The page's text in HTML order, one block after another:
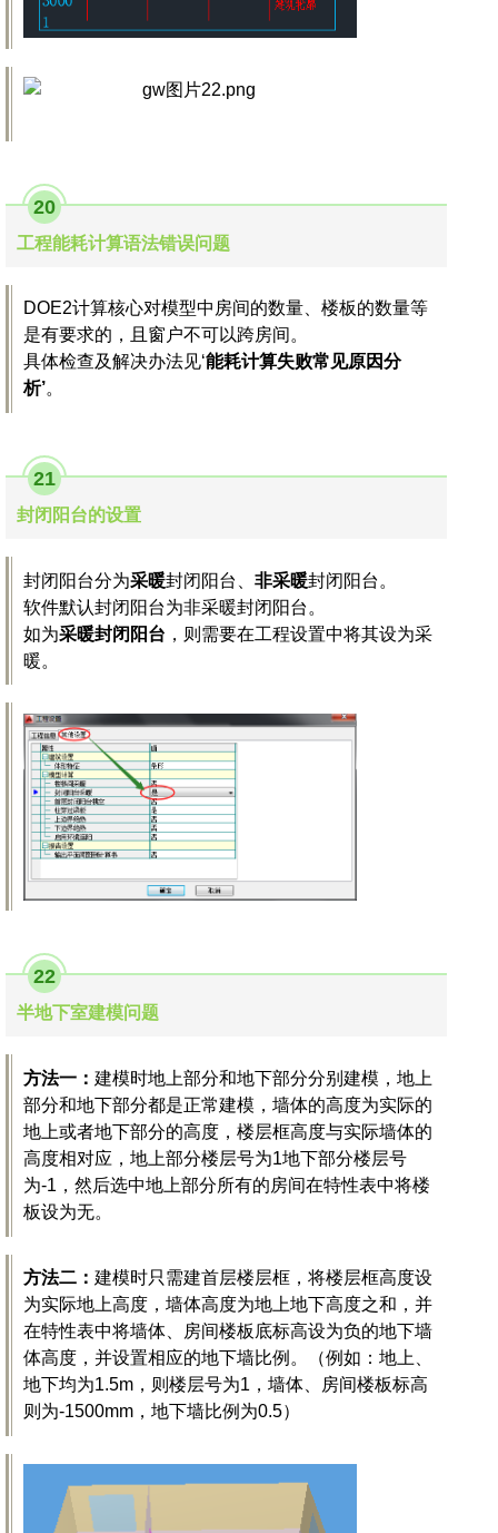
20
工程能耗计算语法错误问题
DOE2计算核心对模型中房间的数量、楼板的数量等
是有要求的，且窗户不可以跨房间。
具体检查及解决办法见‘能耗计算失败常见原因分
析’。
21
封闭阳台的设置
封闭阳台分为采暖封闭阳台、 非采暖封闭阳台。
软件默认封闭阳台为非采暖封闭阳台。
如为采暖封闭阳台 ，则需要在工程设置中将其设为采
暖。
22
半地下室建模问题
方法一： 建模时地上部分和地下部分分别建模，地上
部分和地下部分都是正常建模，墙体的高度为实际的
地上或者地下部分的高度，楼层框高度与实际墙体的
高度相对应，地上部分楼层号为1地下部分楼层号
为-1，然后选中地上部分所有的房间在特性表中将楼
板设为无。
方法二： 建模时只需建首层楼层框，将楼层框高度设
为实际地上高度，墙体高度为地上地下高度之和，并
在特性表中将墙体、房间楼板底标高设为负的地下墙
体高度，并设置相应的地下墙比例。（例如：地上、
地下均为1.5m，则楼层号为1，墙体、房间楼板标高
则为-1500mm，地下墙比例为0.5）